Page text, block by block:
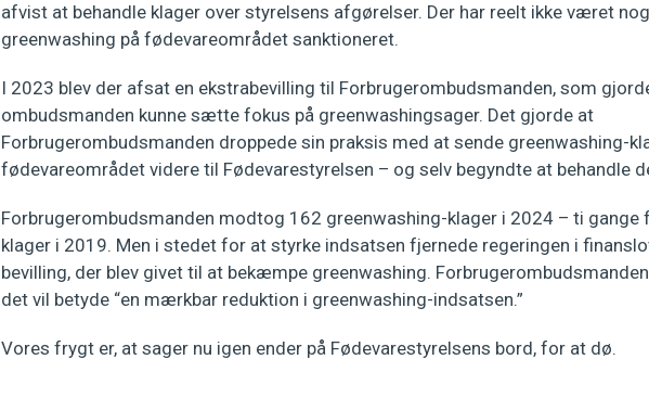
afvist at behandle klager over styrelsens afgørelser. Der har reelt ikke været
greenwashing på fødevareområdet sanktioneret.
I 2023 blev der afsat en ekstrabevilling til Forbrugerombudsmanden, som
ombudsmanden kunne sætte fokus på greenwashingsager. Det gjorde at
Forbrugerombudsmanden droppede sin praksis med at sende greenwashing-
fødevareområdet videre til Fødevarestyrelsen – og selv begyndte at behandle
Forbrugerombudsmanden modtog 162 greenwashing-klager i 2024 – ti gange
klager i 2019. Men i stedet for at styrke indsatsen fjernede regeringen i
bevilling, der blev givet til at bekæmpe greenwashing.
det vil betyde “en mærkbar reduktion i greenwashing-indsatsen.”
Vores frygt er, at sager nu igen ender på Fødevarestyrelsens bord, for at dø.